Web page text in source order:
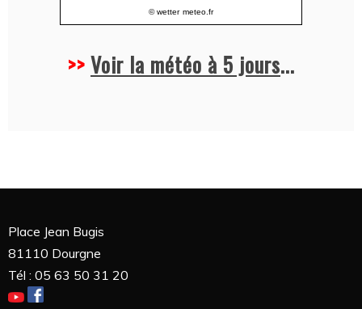
© wetter meteo.fr
>>Voir la météo à 5 jours...
Place Jean Bugis
81110 Dourgne
Tél : 05 63 50 31 20